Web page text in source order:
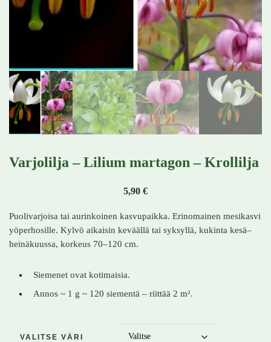
Varjolilja – Lilium martagon – Krollilja
5,90 €
Puoli­varjoisa tai aurinkoinen kasvupaikka. Erinomainen mesikasvi
yöperhosille. Kylvö aikaisin keväällä tai syksyllä, kukinta kesä–
heinäkuussa, korkeus 70–120 cm.
Siemenet ovat kotimaisia.
Annos ~ 1 g ~ 120 siementä – riittää 2 m².
VALITSE VÄRI